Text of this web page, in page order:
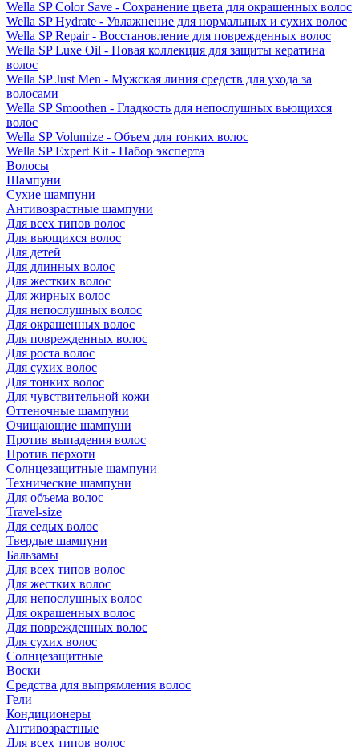
Wella SP Color Save - Сохранение цвета для окрашенных волос
Wella SP Hydrate - Увлажнение для нормальных и сухих волос
Wella SP Repair - Восстановление для поврежденных волос
Wella SP Luxe Oil - Новая коллекция для защиты кератина
волос
Wella SP Just Men - Мужская линия средств для ухода за
волосами
Wella SP Smoothen - Гладкость для непослушных вьющихся
волос
Wella SP Volumize - Объем для тонких волос
Wella SP Expert Kit - Набор эксперта
Волосы
Шампуни
Сухие шампуни
Антивозрастные шампуни
Для всех типов волос
Для вьющихся волос
Для детей
Для длинных волос
Для жестких волос
Для жирных волос
Для непослушных волос
Для окрашенных волос
Для поврежденных волос
Для роста волос
Для сухих волос
Для тонких волос
Для чувствительной кожи
Оттеночные шампуни
Очищающие шампуни
Против выпадения волос
Против перхоти
Солнцезащитные шампуни
Технические шампуни
Для объема волос
Travel-size
Для седых волос
Твердые шампуни
Бальзамы
Для всех типов волос
Для жестких волос
Для непослушных волос
Для окрашенных волос
Для поврежденных волос
Для сухих волос
Солнцезащитные
Воски
Средства для выпрямления волос
Гели
Кондиционеры
Антивозрастные
Для всех типов волос